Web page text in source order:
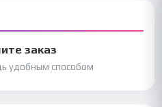
заказ
удобным способом